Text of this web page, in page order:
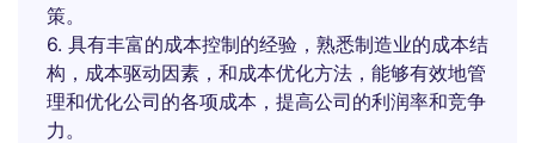
策。
6. 具有丰富的成本控制的经验，熟悉制造业的成本结
构，成本驱动因素，和成本优化方法，能够有效地管
理和优化公司的各项成本，提高公司的利润率和竞争
力。